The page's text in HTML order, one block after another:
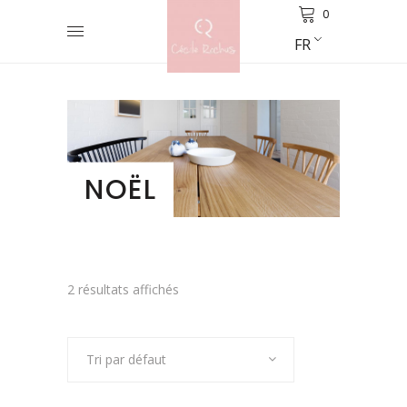
0
FR
NOËL
2 résultats affichés
Tri par défaut